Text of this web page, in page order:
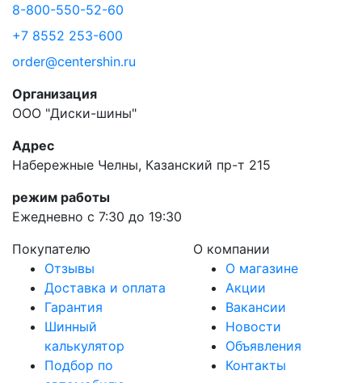
8-800-550-52-60
+7 8552 253-600
order@centershin.ru
Организация
ООО "Диски-шины"
Адрес
Набережные Челны, Казанский пр-т 215
режим работы
Ежедневно с 7:30 до 19:30
Покупателю
Отзывы
Доставка и оплата
Гарантия
Шинный
калькулятор
Подбор по
О компании
О магазине
Акции
Вакансии
Новости
Объявления
Контакты